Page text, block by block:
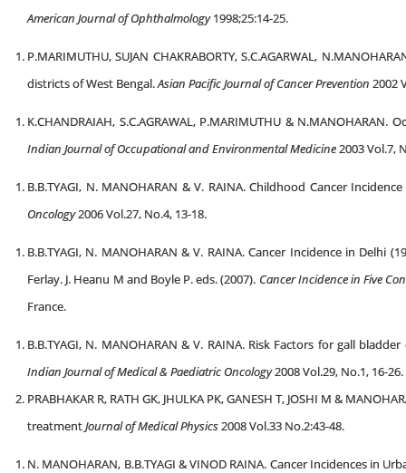
American Journalof Ophthalmology1998;25:14-25.
P.MARIMUTHU, SUJAN CHAKRABORTY, S.C.AGARWAL,
districts of West Bengal.Asian Pacific Journal of Cancer Prevention 2002
K.CHANDRAIAH, S.C.AGRAWAL, P.MARIMUTHU &
Indian Journal of Occupational and Environmental Medicine2003 Vol.7,
B.B.TYAGI, N. MANOHARAN & V. RAINA. Childhood Cancer
Oncology2006 Vol.27, No.4, 13-18.
B.B.TYAGI, N. MANOHARAN & V. RAINA. Cancer Incidence in Delhi
Ferlay. J. Heanu M and Boyle P. eds. (2007). Cancer Incidence in Five
France.
B.B.TYAGI, N. MANOHARAN & V. RAINA. Risk Factors for gall
Indian Journal of Medical & Paediatric Oncology2008 Vol.29, No.1, 16-26.
PRABHAKAR R, RATH GK, JHULKA PK, GANESH T, JOSHI M &
treatmentJournal of Medical Physics2008 Vol.33 No.2:43-48.
N. MANOHARAN, B.B.TYAGI & VINOD RAINA. Cancer Incidences in